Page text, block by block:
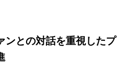
ンとの対話を重視したプ